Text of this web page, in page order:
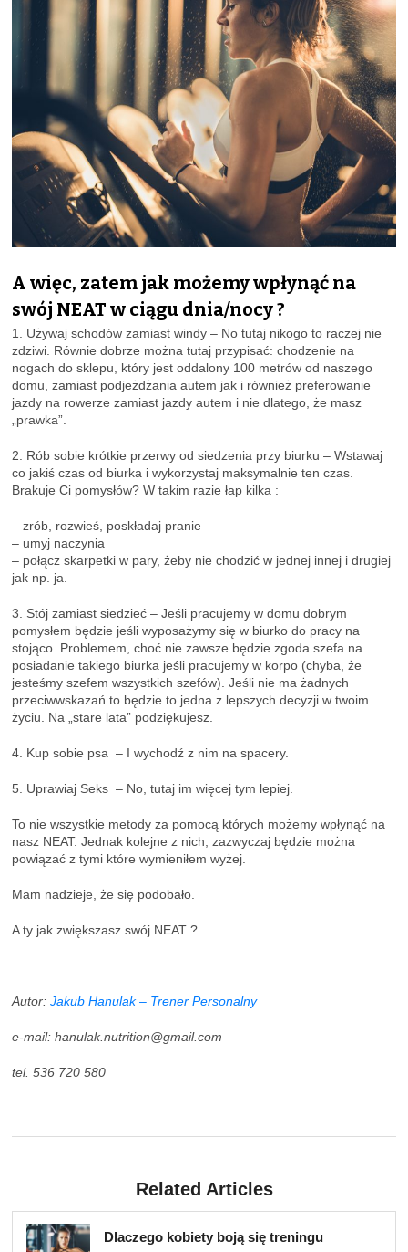
A więc, zatem jak możemy wpłynąć na
swój NEAT w ciągu dnia/nocy ?
1. Używaj schodów zamiast windy – No tutaj nikogo to raczej nie
zdziwi. Równie dobrze można tutaj przypisać: chodzenie na
nogach do sklepu, który jest oddalony 100 metrów od naszego
domu, zamiast podjeżdżania autem jak i również preferowanie
jazdy na rowerze zamiast jazdy autem i nie dlatego, że masz
„prawka”.
2. Rób sobie krótkie przerwy od siedzenia przy biurku – Wstawaj
co jakiś czas od biurka i wykorzystaj maksymalnie ten czas.
Brakuje Ci pomysłów? W takim razie łap kilka :
– zrób, rozwieś, poskładaj pranie
– umyj naczynia
– połącz skarpetki w pary, żeby nie chodzić w jednej innej i drugiej
jak np. ja.
3. Stój zamiast siedzieć – Jeśli pracujemy w domu dobrym
pomysłem będzie jeśli wyposażymy się w biurko do pracy na
stojąco. Problemem, choć nie zawsze będzie zgoda szefa na
posiadanie takiego biurka jeśli pracujemy w korpo (chyba, że
jesteśmy szefem wszystkich szefów). Jeśli nie ma żadnych
przeciwwskazań to będzie to jedna z lepszych decyzji w twoim
życiu. Na „stare lata” podziękujesz.
4. Kup sobie psa – I wychodź z nim na spacery.
5. Uprawiaj Seks – No, tutaj im więcej tym lepiej.
To nie wszystkie metody za pomocą których możemy wpłynąć na
nasz NEAT. Jednak kolejne z nich, zazwyczaj będzie można
powiązać z tymi które wymieniłem wyżej.
Mam nadzieje, że się podobało.
A ty jak zwiększasz swój NEAT ?
Autor: Jakub Hanulak – Trener Personalny
e-mail: hanulak.nutrition@gmail.com
tel. 536 720 580
Related Articles
Dlaczego kobiety boją się treningu